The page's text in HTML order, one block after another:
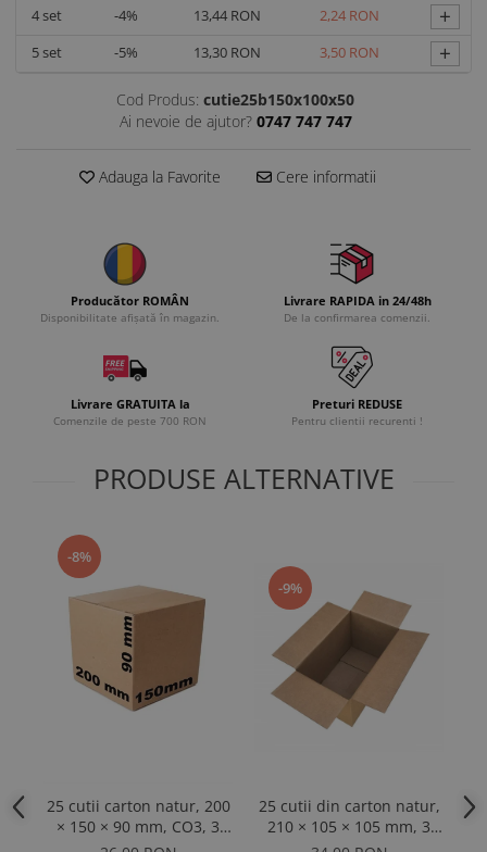
4set -4% 13,44 RON 2,24 RON +
5set -5% 13,30 RON 3,50 RON +
Cod Produs: cutie25b150x100x50
Ai nevoie de ajutor? 0747 747 747
Adauga la Favorite Cere informatii
Producător ROMÂN
Disponibilitate afișată în magazin.
Livrare RAPIDA in 24/48h
De la confirmarea comenzii.
Livrare GRATUITA la
Comenzile de peste 700 RON
Preturi REDUSE
Pentru clientii recurenti !
PRODUSE ALTERNATIVE
-8%
25 cutii carton natur, 200
× 150 × 90 mm, CO3, 3
straturi
-9%
25 cutii din carton natur,
210 × 105 × 105 mm, 3
straturi